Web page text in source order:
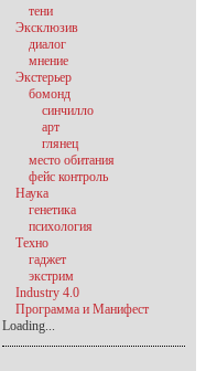
тени
Эксклюзив
диалог
мнение
Экстерьер
бомонд
синчилло
арт
глянец
место обитания
фейс контроль
Наука
генетика
психология
Техно
гаджет
экстрим
Industry 4.0
Программа и Манифест
Loading...